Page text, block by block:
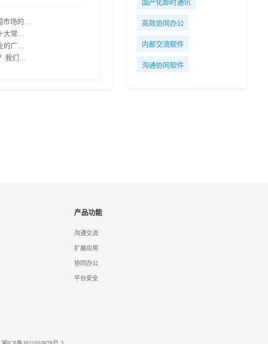
国产化即时通讯
高效协同办公
内部交流软件
沟通协同软件
产品功能
沟通交流
扩展应用
协同办公
平台安全